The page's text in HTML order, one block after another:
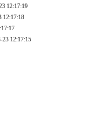
12:17:19
12:17:18
23 12:17:15